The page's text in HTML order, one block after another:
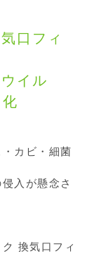
口フィ
イル
カビ・細菌
入が懸念さ
換気口フィ